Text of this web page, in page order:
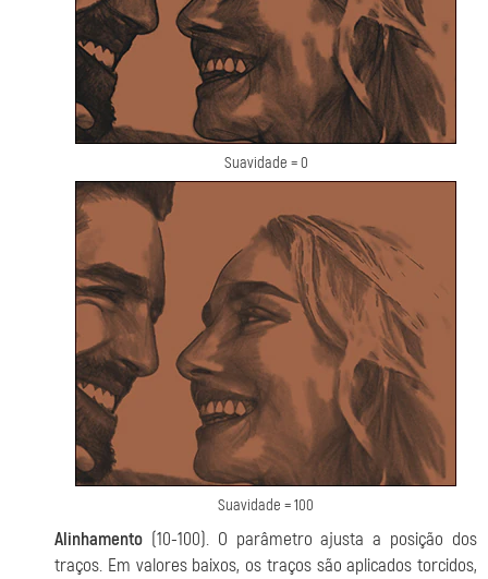
Suavidade = 0
Suavidade = 100
Alinhamento (10-100). O parâmetro ajusta a posição dos
traços. Em valores baixos, os traços são aplicados torcidos,